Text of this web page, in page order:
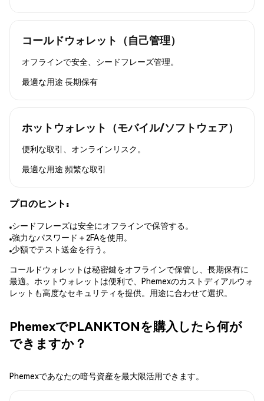
コールドウォレット（自己管理）
オフラインで安全、シードフレーズ管理。
最適な用途 長期保有
ホットウォレット（モバイル/ソフトウェア）
便利な取引、オンラインリスク。
最適な用途 頻繁な取引
プロのヒント:
シードフレーズは安全にオフラインで保管する。
強力なパスワード＋2FAを使用。
少額でテスト送金を行う。
コールドウォレットは秘密鍵をオフラインで保管し、長期保有に
最適。ホットウォレットは便利で、Phemexのカストディアルウォ
レットも高度なセキュリティを提供。用途に合わせて選択。
PhemexでPLANKTONを購入したら何が
できますか？
Phemexであなたの暗号資産を最大限活用できます。